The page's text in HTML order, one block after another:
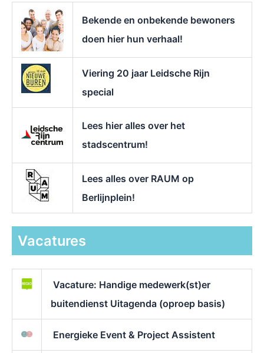
Bekende en onbekende bewoners
doen hier hun verhaal!
Viering 20 jaar Leidsche Rijn
special
Lees hier alles over het
stadscentrum!
Lees alles over RAUM op
Berlijnplein!
Vacatures
Vacature: Handige medewerk(st)er
buitendienst Uitagenda (oproep basis)
Energieke Event & Project Assistent